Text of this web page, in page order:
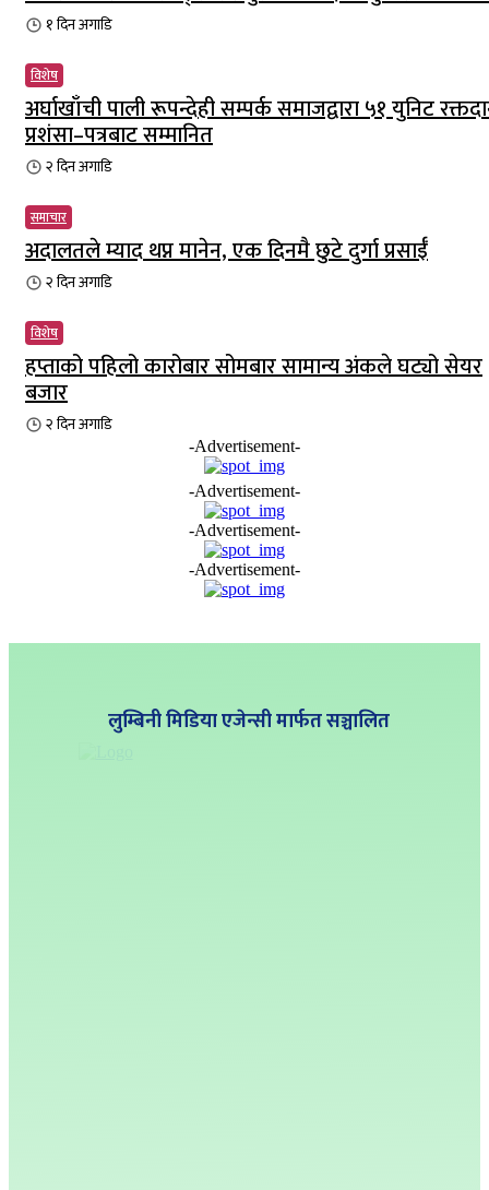
१ दिनअगाडि
विशेष
अर्घाखाँची पाली रूपन्देही सम्पर्क समाजद्वारा ५१ युनिट
प्रशंसा–पत्रबाट सम्मानित
२ दिनअगाडि
समाचार
अदालतले म्याद थप्न मानेन, एक दिनमै छुटे दुर्गा प्रसाईँ
२ दिनअगाडि
विशेष
हप्ताको पहिलो कारोबार सोमबार सामान्य अंकले घट्यो सेयर
बजार
२ दिनअगाडि
-Advertisement-
-Advertisement-
-Advertisement-
-Advertisement-
लुम्बिनी मिडिया एजेन्सी मार्फत सञ्चालित